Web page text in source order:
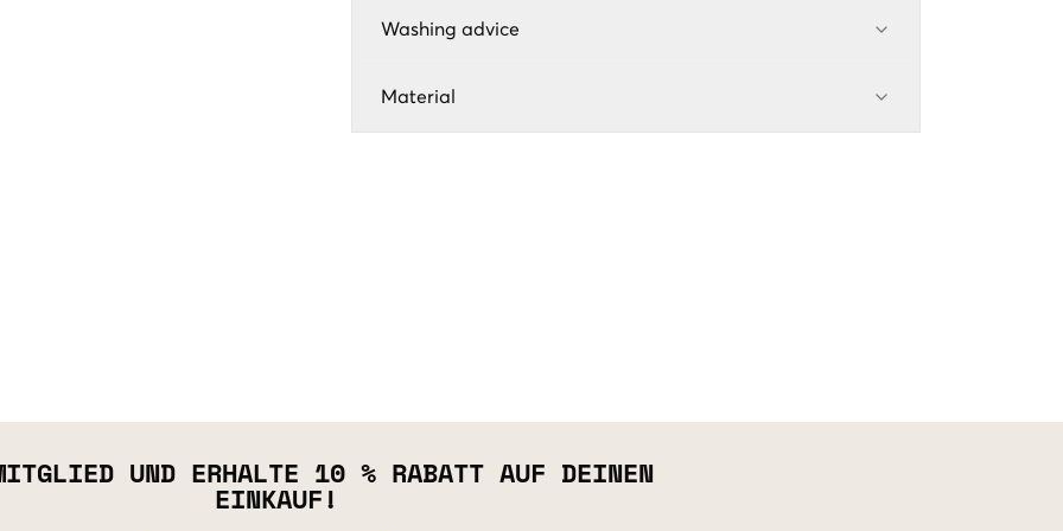
Washing advice
Material
UND ERHALTE 10 % RABATT AUF DEINEN
EINKAUF!